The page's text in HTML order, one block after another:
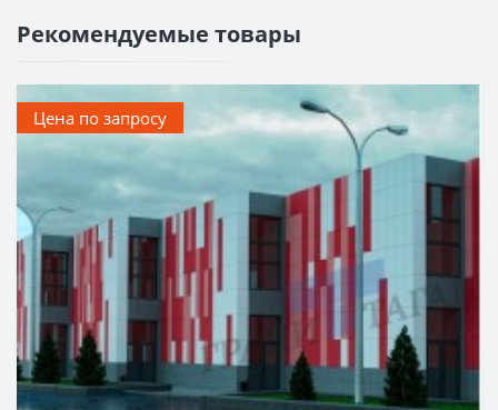
Рекомендуемые товары
Цена по запросу